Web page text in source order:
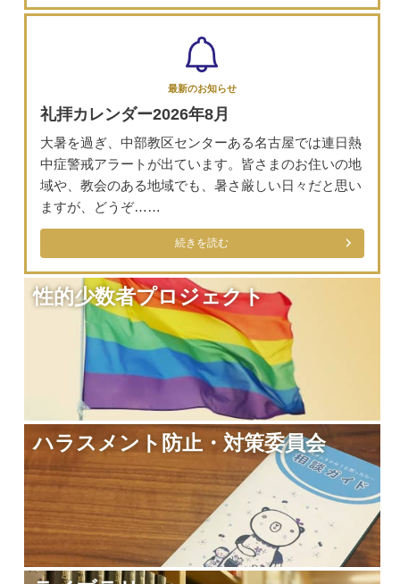
最新のお知らせ
礼拝カレンダー2026年8月
大暑を過ぎ、中部教区センターある名古屋では連日熱
中症警戒アラートが出ています。皆さまのお住いの地
域や、教会のある地域でも、暑さ厳しい日々だと思い
ますが、どうぞ……
続きを読む
性的少数者プロジェクト
ハラスメント防止・対策委員会